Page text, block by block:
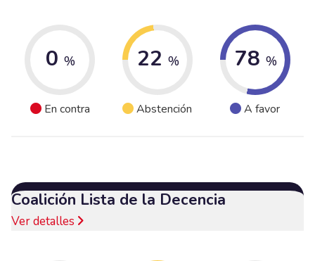
0 %
En contra
22 %
Abstención
78 %
A favor
Coalición Lista de la Decencia
Ver detalles